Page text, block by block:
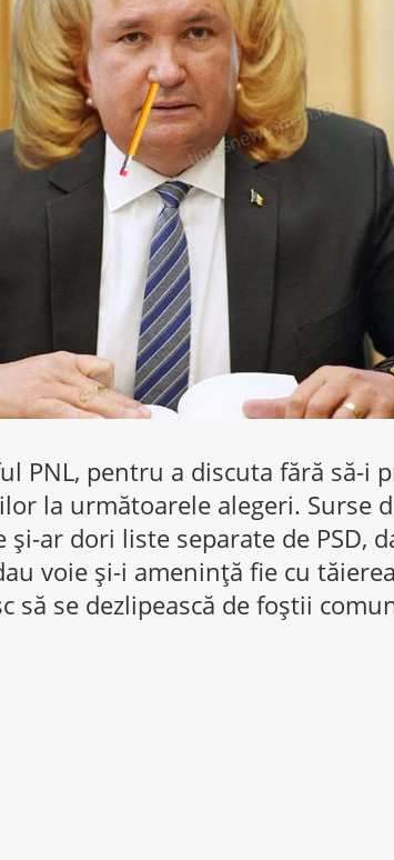
PNL, pentru a discuta fără să-i
la următoarele alegeri. Surse
ar dori liste separate de PSD,
voie și-i amenință fie cu
să se dezlipească de foștii